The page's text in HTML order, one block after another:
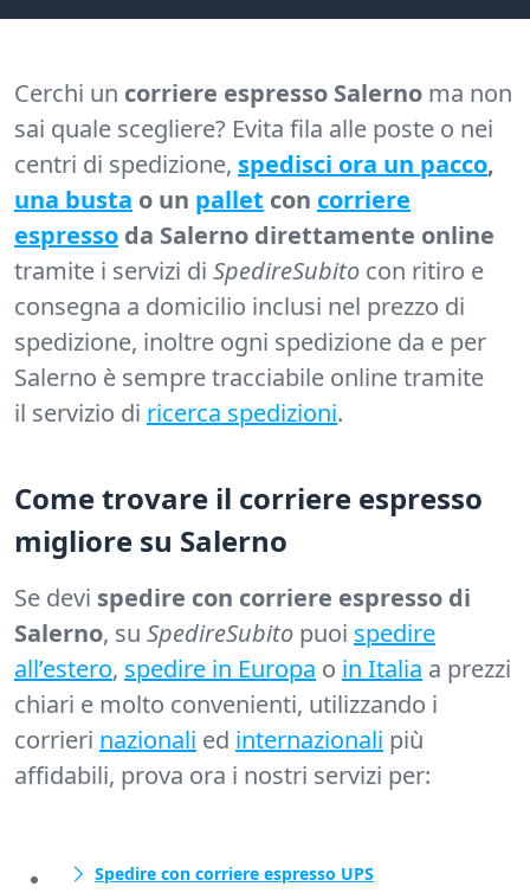
Cerchi un corriere espresso Salerno ma non
sai quale scegliere? Evita fila alle poste o nei
centri di spedizione, spedisci ora un pacco,
una busta o un pallet con corriere
espresso da Salerno direttamente online
tramite i servizi di SpedireSubito con ritiro e
consegna a domicilio inclusi nel prezzo di
spedizione, inoltre ogni spedizione da e per
Salerno è sempre tracciabile online tramite
il servizio di ricerca spedizioni.
Come trovare il corriere espresso
migliore su Salerno
Se devi spedire con corriere espresso di
Salerno, su SpedireSubito puoi spedire
all’estero, spedire in Europa o in Italia a prezzi
chiari e molto convenienti, utilizzando i
corrieri nazionali ed internazionali più
affidabili, prova ora i nostri servizi per:
Spedire con corriere espresso UPS